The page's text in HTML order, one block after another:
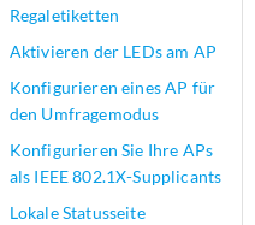
Regaletiketten
Aktivieren der LEDs am AP
Konfigurieren eines AP für
den Umfragemodus
Konfigurieren Sie Ihre APs
als IEEE 802.1X-Supplicants
Lokale Statusseite